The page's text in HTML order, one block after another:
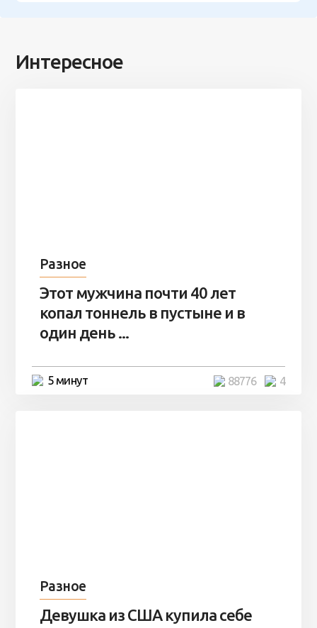
Интересное
Разное
Этот мужчина почти 40 лет
копал тоннель в пустыне и в
один день ...
5 минут 4
88776
Разное
Девушка из США купила себе